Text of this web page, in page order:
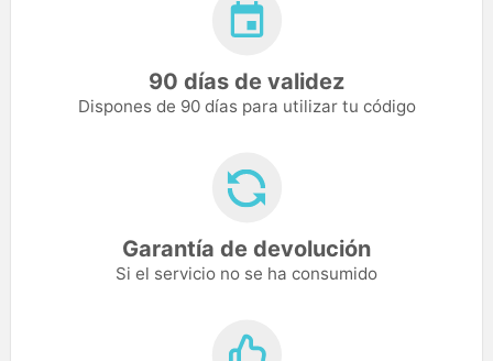
90 días de validez
Dispones de 90 días para utilizar tu código
Garantía de devolución
Si el servicio no se ha consumido